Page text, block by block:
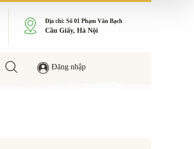
Địa chỉ: Số 01 Phạm Văn Bạch
Cầu Giấy, Hà Nội
Đăng nhập